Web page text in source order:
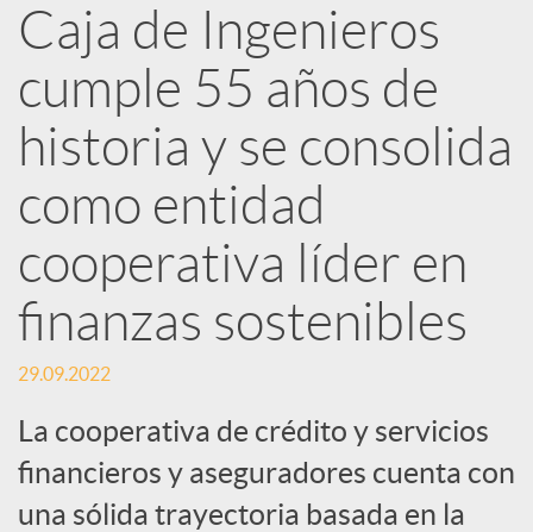
b
l
i
c
a
d
o
Caja de Ingenieros
cumple 55 años de
historia y se consolida
como entidad
cooperativa líder en
finanzas sostenibles
29.09.2022
La cooperativa de crédito y servicios
financieros y aseguradores cuenta con
una sólida trayectoria basada en la